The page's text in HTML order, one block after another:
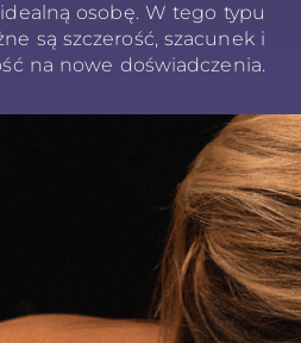
osobę. W tego typu
są szczerość, szacunek i
na nowe doświadczenia.